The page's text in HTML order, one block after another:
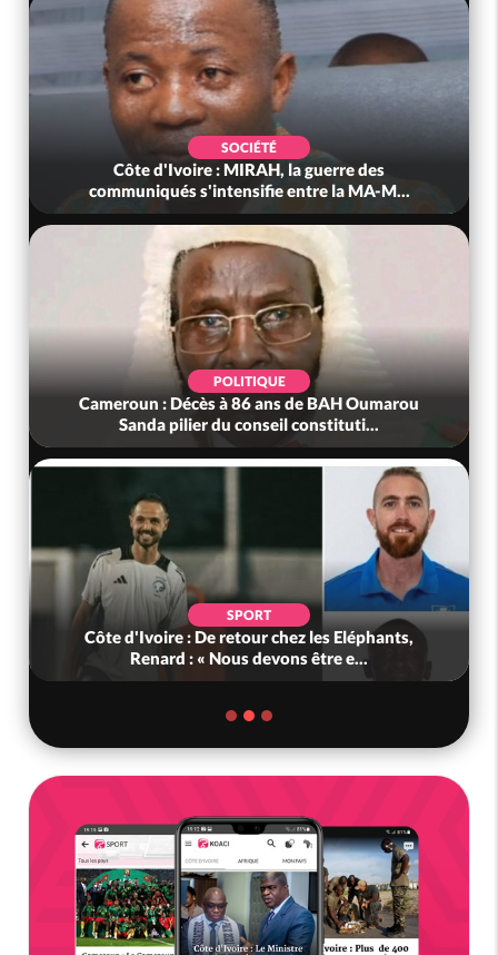
SOCIÉTÉ
Côte d'Ivoire : MIRAH, la guerre des
communiqués s'intensifie entre la MA-M...
POLITIQUE
Cameroun : Décès à 86 ans de BAH Oumarou
Sanda pilier du conseil constituti...
SPORT
Côte d'Ivoire : De retour chez les Eléphants,
Renard : « Nous devons être e...